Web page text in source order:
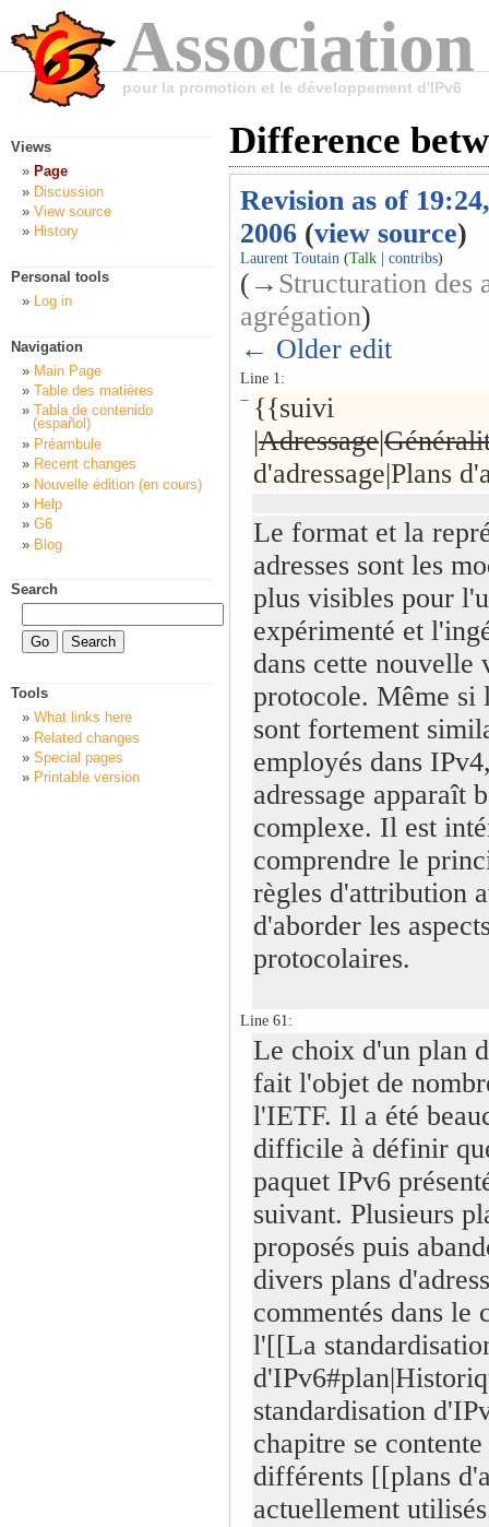
pour la promotion et le développement d'IPv6
Difference
Revision as of
2006 (view source)
Laurent Toutain (Talk contribs)
( → Structuration des
agrégation)
← Older edit
Line 1:
− {{suivi
|Adressage|
d'adressage|Plans
Le format et la
adresses sont les
plus visibles pour
expérimenté et
dans cette nouvelle
protocole. Même si
sont fortement
employés dans
adressage apparaît
complexe. Il est
comprendre le
règles d'attribution
d'aborder les
protocolaires.
Line 61:
Le choix d'un plan
fait l'objet de
l'IETF. Il a été
difficile à définir
paquet IPv6
suivant. Plusieurs
proposés puis
divers plans
commentés dans le
l'[[La
standardisation
chapitre se
différents [[plans
actuellement
Views
Page
Discussion
View source
History
Personal tools
Log in
Navigation
Main Page
Table des matières
Tabla de contenido
(español)
Préambule
Recent changes
Nouvelle édition (en cours)
Help
G6
Blog
Search
Tools
What links here
Related changes
Special pages
Printable version